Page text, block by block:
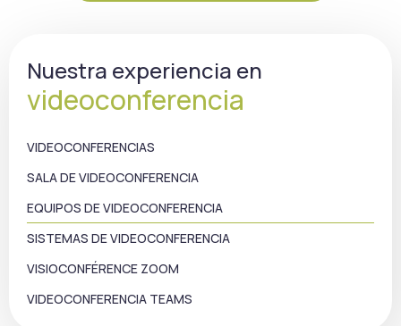
Nuestra experiencia en
videoconferencia
VIDEOCONFERENCIAS
SALA DE VIDEOCONFERENCIA
EQUIPOS DE VIDEOCONFERENCIA
SISTEMAS DE VIDEOCONFERENCIA
VISIOCONFÉRENCE ZOOM
VIDEOCONFERENCIA TEAMS